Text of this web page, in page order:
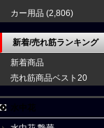
カー用品 (2,806)
新着/売れ筋ランキング
新着商品
売れ筋商品ベスト20